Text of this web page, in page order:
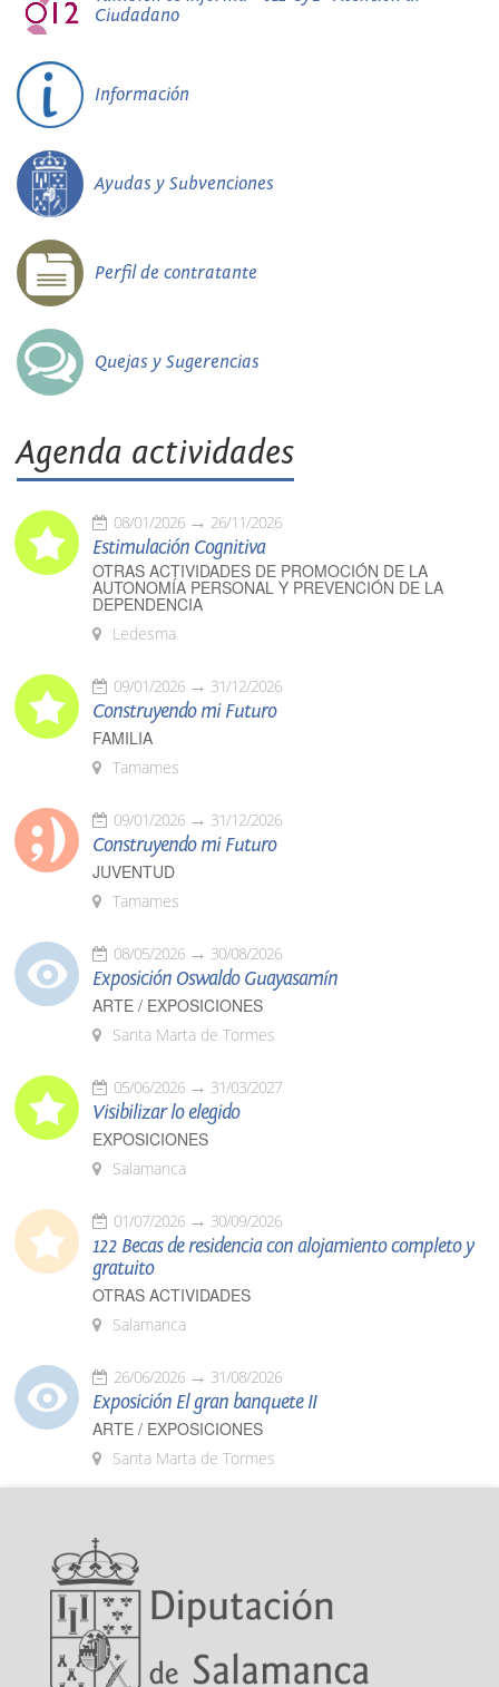
Ciudadano
Información
Ayudas y Subvenciones
Perfil de contratante
Quejas y Sugerencias
Agenda actividades
08/01/2026 26/11/2026
Estimulación Cognitiva
OTRAS ACTIVIDADES DE PROMOCIÓN DE LA
AUTONOMÍA PERSONAL Y PREVENCIÓN DE LA
DEPENDENCIA
Ledesma
09/01/2026 31/12/2026
Construyendo mi Futuro
FAMILIA
Tamames
09/01/2026 31/12/2026
Construyendo mi Futuro
JUVENTUD
Tamames
08/05/2026 30/08/2026
Exposición Oswaldo Guayasamín
ARTE / EXPOSICIONES
Santa Marta de Tormes
05/06/2026 31/03/2027
Visibilizar lo elegido
EXPOSICIONES
Salamanca
01/07/2026 30/09/2026
122 Becas de residencia con alojamiento completo y
gratuito
OTRAS ACTIVIDADES
Salamanca
26/06/2026 31/08/2026
Exposición El gran banquete II
ARTE / EXPOSICIONES
Santa Marta de Tormes